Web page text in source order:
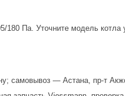
180 Па. Уточните модель
самовывоз — Астана, пр-т